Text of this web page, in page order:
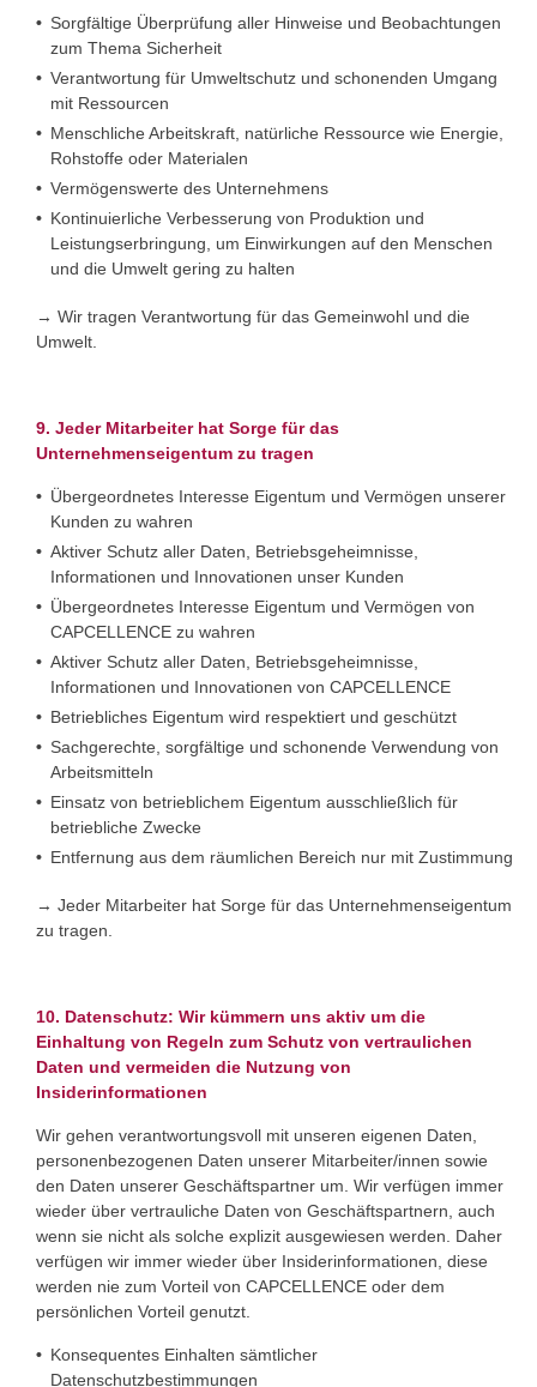
Sorgfältige Überprüfung aller Hinweise und Beobachtungen
zum Thema Sicherheit
Verantwortung für Umweltschutz und schonenden Umgang
mit Ressourcen
Menschliche Arbeitskraft, natürliche Ressource wie Energie,
Rohstoffe oder Materialen
Vermögenswerte des Unternehmens
Kontinuierliche Verbesserung von Produktion und
Leistungserbringung, um Einwirkungen auf den Menschen
und die Umwelt gering zu halten
→ Wir tragen Verantwortung für das Gemeinwohl und die
Umwelt.
9. Jeder Mitarbeiter hat Sorge für das
Unternehmenseigentum zu tragen
Übergeordnetes Interesse Eigentum und Vermögen unserer
Kunden zu wahren
Aktiver Schutz aller Daten, Betriebsgeheimnisse,
Informationen und Innovationen unser Kunden
Übergeordnetes Interesse Eigentum und Vermögen von
CAPCELLENCE zu wahren
Aktiver Schutz aller Daten, Betriebsgeheimnisse,
Informationen und Innovationen von CAPCELLENCE
Betriebliches Eigentum wird respektiert und geschützt
Sachgerechte, sorgfältige und schonende Verwendung von
Arbeitsmitteln
Einsatz von betrieblichem Eigentum ausschließlich für
betriebliche Zwecke
Entfernung aus dem räumlichen Bereich nur mit Zustimmung
→ Jeder Mitarbeiter hat Sorge für das Unternehmenseigentum
zu tragen.
10. Datenschutz: Wir kümmern uns aktiv um die
Einhaltung von Regeln zum Schutz von vertraulichen
Daten und vermeiden die Nutzung von
Insiderinformationen
Wir gehen verantwortungsvoll mit unseren eigenen Daten,
personenbezogenen Daten unserer Mitarbeiter/innen sowie
den Daten unserer Geschäftspartner um. Wir verfügen immer
wieder über vertrauliche Daten von Geschäftspartnern, auch
wenn sie nicht als solche explizit ausgewiesen werden. Daher
verfügen wir immer wieder über Insiderinformationen, diese
werden nie zum Vorteil von CAPCELLENCE oder dem
persönlichen Vorteil genutzt.
Konsequentes Einhalten sämtlicher
Datenschutzbestimmungen